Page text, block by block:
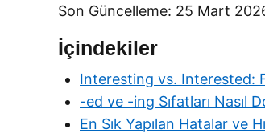
Son Güncelleme: 25 Mart
İçindekiler
Interesting vs. Interested:
-ed ve -ing Sıfatları Nasıl
En Sık Yapılan Hatalar ve